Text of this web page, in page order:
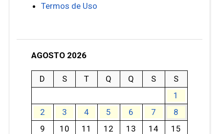
Termos de Uso
AGOSTO 2026
D S T Q Q S
S
1
2
3 4 5 6 7
8
9
10 11 12 13 14
15